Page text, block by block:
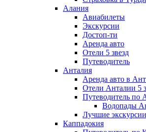
Алания
Авиабилеты
Экскурсии
Достоп-ти
Аренда авто
Отели 5 звезд
Путеводитель
Анталия
Аренда авто в
Отели Анталии 5
Путеводитель по
Водопады
Лучшие
Каппадокия